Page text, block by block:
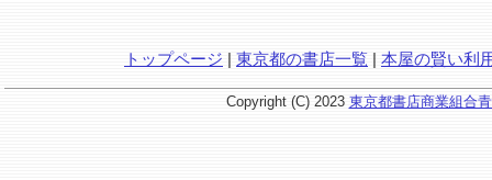
トップページ | 東京都の書店一覧 | 本屋の賢い利
Copyright (C) 2023 東京都書店商業組合